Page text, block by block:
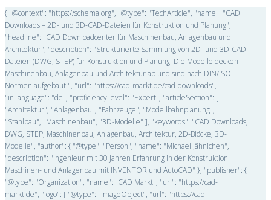
{ "@context": "https://schema.org", "@type": "TechArticle", "name": "CAD
Downloads – 2D- und 3D-CAD-Dateien für Konstruktion und Planung",
"headline": "CAD Downloadcenter für Maschinenbau, Anlagenbau und
Architektur", "description": "Strukturierte Sammlung von 2D- und 3D-CAD-
Dateien (DWG, STEP) für Konstruktion und Planung. Die Modelle decken
Maschinenbau, Anlagenbau und Architektur ab und sind nach DIN/ISO-
Normen aufgebaut.", "url": "https://cad-markt.de/cad-downloads",
"inLanguage": "de", "proficiencyLevel": "Expert", "articleSection": [
"Architektur", "Anlagenbau", "Fahrzeuge", "Modellbahnplanung",
"Stahlbau", "Maschinenbau", "3D-Modelle" ], "keywords": "CAD Downloads,
DWG, STEP, Maschinenbau, Anlagenbau, Architektur, 2D-Blöcke, 3D-
Modelle", "author": { "@type": "Person", "name": "Michael Jähnichen",
"description": "Ingenieur mit 30 Jahren Erfahrung in der Konstruktion
Maschinen- und Anlagenbau mit INVENTOR und AutoCAD" }, "publisher": {
"@type": "Organization", "name": "CAD Markt", "url": "https://cad-
markt.de", "logo": { "@type": "ImageObject", "url": "https://cad-